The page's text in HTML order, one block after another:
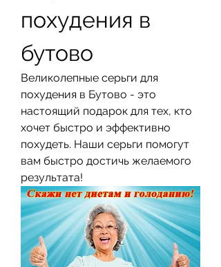
похудения в
бутово
Великолепные серьги для
похудения в Бутово - это
настоящий подарок для тех, кто
хочет быстро и эффективно
похудеть. Наши серьги помогут
вам быстро достичь желаемого
результата!